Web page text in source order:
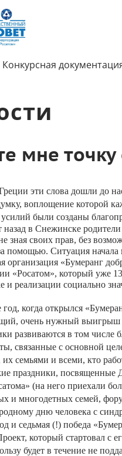
Конкурсная
мне
эти слова дошли до
, воплощение которой
усилий были созданы
назад в Снежинске родители
зная своих прав, без
помощью. Ситуация начала
организация «Бумеранг
«Росатом», который уже 13
и реализации социально
год, когда открылся «
, очень нужный выигрыш
развиваются в том числе
, связанные с основной
их семьями и всеми, кто
праздники, посвященные
» (на него приехали
и многодетных семей,
дню человека с
и седьмая (!) победа «
, который стартовал с
будет в течение не